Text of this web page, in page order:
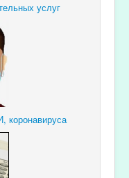
услуг
коронавируса